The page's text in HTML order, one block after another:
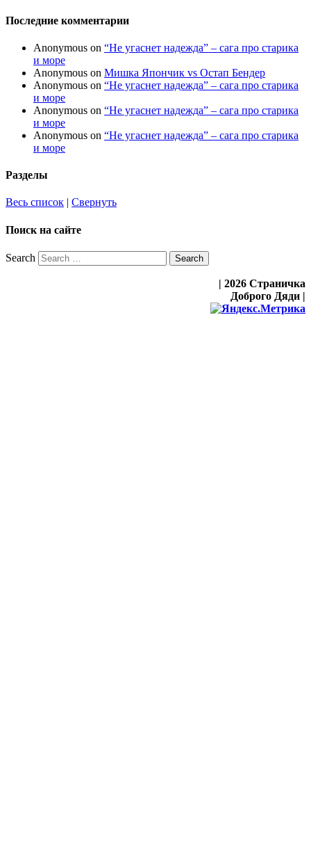
Последние комментарии
Anonymous on “Не угаснет надежда” – сага про старика
и море
Anonymous on Мишка Япончик vs Остап Бендер
Anonymous on “Не угаснет надежда” – сага про старика
и море
Anonymous on “Не угаснет надежда” – сага про старика
и море
Anonymous on “Не угаснет надежда” – сага про старика
и море
Разделы
Весь список | Свернуть
Поиск на сайте
Search
| 2026 Страничка
Доброго Дяди |